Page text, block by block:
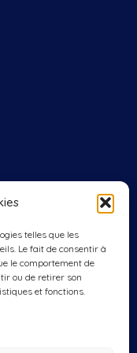
telles que les
Le fait de consentir à
le comportement de
ou de retirer son
et fonctions.